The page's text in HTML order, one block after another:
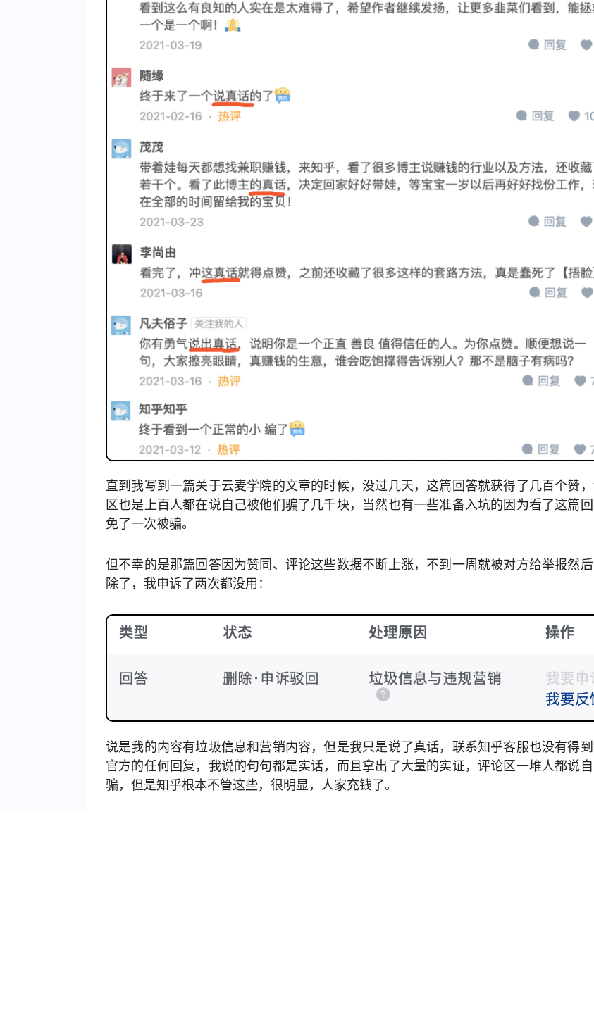
直到我写到一篇关于云麦学院的文章的时候，没过几天，这篇回答就获得了几百个赞
区也是上百人都在说自己被他们骗了几千块，当然也有一些准备入坑的因为看了这篇
免了一次被骗。
但不幸的是那篇回答因为赞同、评论这些数据不断上涨，不到一周就被对方给举报然后
除了，我申诉了两次都没用：
说是我的内容有垃圾信息和营销内容，但是我只是说了真话，联系知乎客服也没有得
官方的任何回复，我说的句句都是实话，而且拿出了大量的实证，评论区一堆人都说
骗，但是知乎根本不管这些，很明显，人家充钱了。